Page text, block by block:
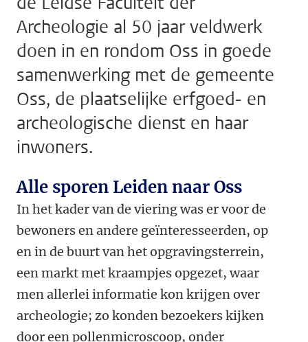
Archeologie al 50 jaar veldwerk
doen in en rondom Oss in goede
samenwerking met de gemeente
Oss, de plaatselijke erfgoed- en
archeologische dienst en haar
inwoners.
Alle sporen Leiden naar Oss
In het kader van de viering was er voor de
bewoners en andere geïnteresseerden, op
en in de buurt van het opgravingsterrein,
een markt met kraampjes opgezet, waar
men allerlei informatie kon krijgen over
archeologie; zo konden bezoekers kijken
door een pollenmicroscoop, onder